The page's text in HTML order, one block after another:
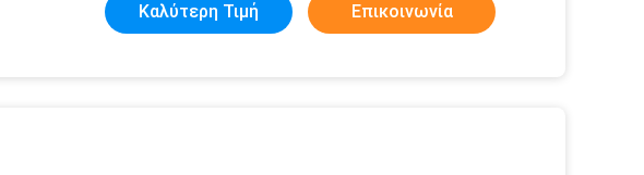
Καλύτερη Τιμή Επικοινωνία